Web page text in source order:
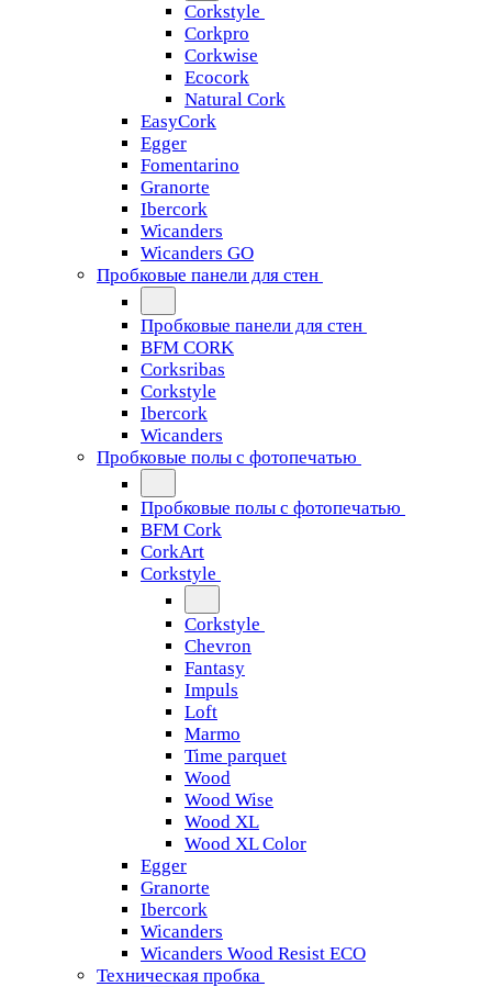
Corkstyle
Corkpro
Corkwise
Ecocork
Natural Cork
EasyCork
Egger
Fomentarino
Granorte
Ibercork
Wicanders
Wicanders GO
Пробковые панели для стен
Пробковые панели для стен
BFM CORK
Corksribas
Corkstyle
Ibercork
Wicanders
Пробковые полы с фотопечатью
Пробковые полы с фотопечатью
BFM Cork
CorkArt
Corkstyle
Corkstyle
Chevron
Fantasy
Impuls
Loft
Marmo
Time parquet
Wood
Wood Wise
Wood XL
Wood XL Color
Egger
Granorte
Ibercork
Wicanders
Wicanders Wood Resist ECO
Техническая пробка